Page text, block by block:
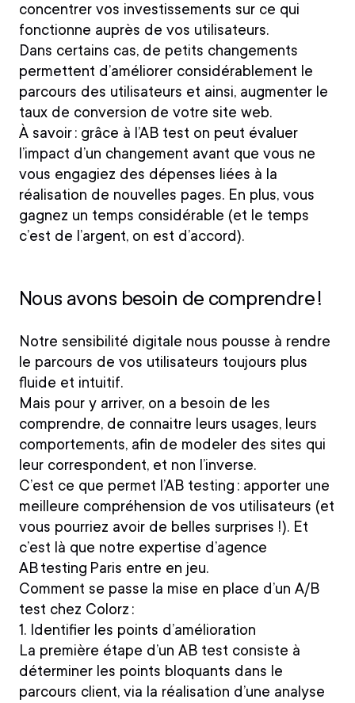
concentrer vos investissements sur ce qui
fonctionne auprès de vos utilisateurs.
Dans certains cas, de petits changements
permettent d’améliorer considérablement le
parcours des utilisateurs et ainsi, augmenter le
taux de conversion de votre site web.
À savoir : grâce à l’AB test on peut évaluer
l’impact d’un changement avant que vous ne
vous engagiez des dépenses liées à la
réalisation de nouvelles pages. En plus, vous
gagnez un temps considérable (et le temps
c’est de l’argent, on est d’accord).
Nous avons besoin de comprendre !
Notre sensibilité digitale nous pousse à rendre
le parcours de vos utilisateurs toujours plus
fluide et intuitif.
Mais pour y arriver, on a besoin de les
comprendre, de connaitre leurs usages, leurs
comportements, afin de modeler des sites qui
leur correspondent, et non l’inverse.
C’est ce que permet l’AB testing : apporter une
meilleure compréhension de vos utilisateurs (et
vous pourriez avoir de belles surprises !). Et
c’est là que notre expertise d’agence
AB testing Paris entre en jeu.
Comment se passe la mise en place d’un A/B
test chez Colorz :
1. Identifier les points d’amélioration
La première étape d’un AB test consiste à
déterminer les points bloquants dans le
parcours client, via la réalisation d’une analyse